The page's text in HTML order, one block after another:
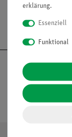
erklärung.
Essenziell
Funktional